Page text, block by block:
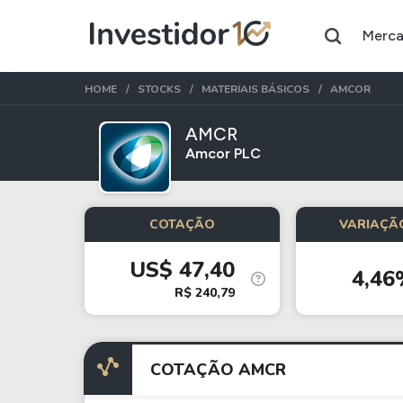
Assuntos do momento
Índice
Ibovespa
Ação
Ambev
HGLG11
HOME STOCKS MATERIAIS BÁSICOS AMCOR
AMCR
Amcor PLC
COTAÇÃO
US$ 47,40
R$ 240,79
COTAÇÃO AMCR